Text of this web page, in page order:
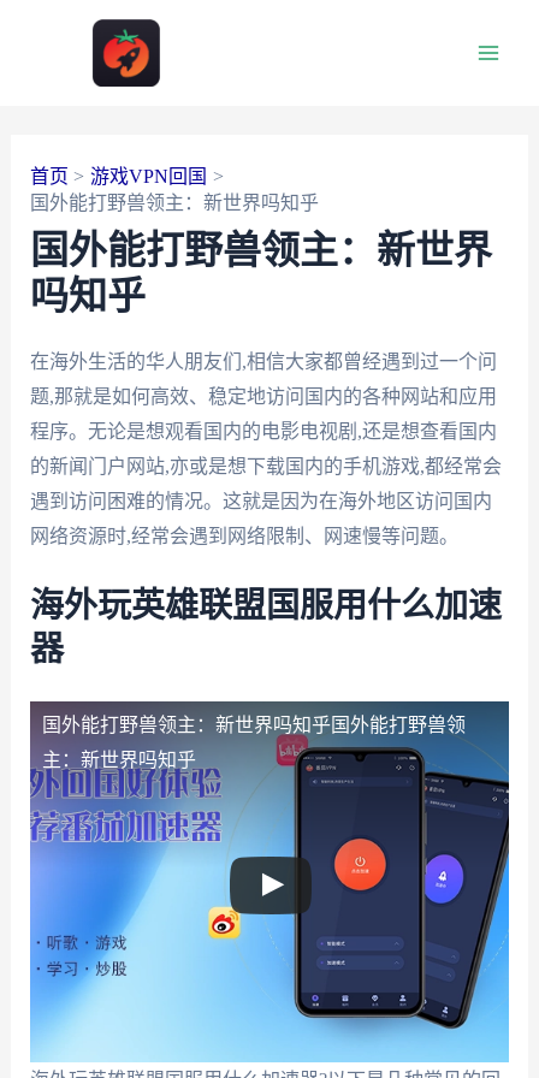
首页
游戏VPN回国
国外能打野兽领主：新世界吗知乎
国外能打野兽领主：新世界
吗知乎
在海外生活的华人朋友们,相信大家都曾经遇到过一个问
题,那就是如何高效、稳定地访问国内的各种网站和应用
程序。无论是想观看国内的电影电视剧,还是想查看国内
的新闻门户网站,亦或是想下载国内的手机游戏,都经常会
遇到访问困难的情况。这就是因为在海外地区访问国内
网络资源时,经常会遇到网络限制、网速慢等问题。
海外玩英雄联盟国服用什么加速
器
国外能打野兽领主：新世界吗知乎国外能打野兽领
主：新世界吗知乎